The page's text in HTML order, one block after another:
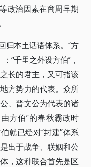
政治因素在商周早期
归本土话语体系。“方
“千里之外设方伯”，
长的君主，又可指该
方势力的代表。众所
、晋文公为代表的诸
方伯”的春秋霸政时
就已经对“封建”体系
出于战争、联姻和公
，这种联合首先是区